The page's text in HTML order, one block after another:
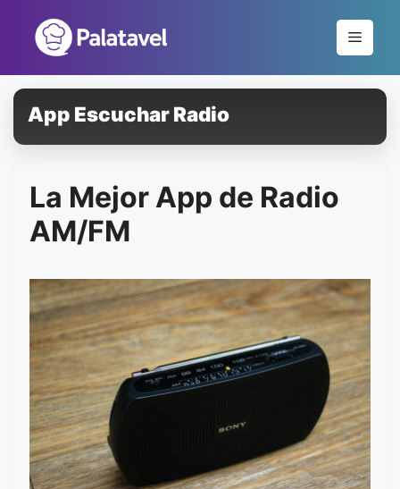
conteúdo
Menu
App Escuchar Radio
La Mejor App de Radio
AM/FM